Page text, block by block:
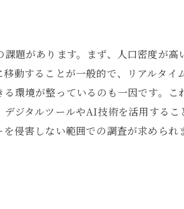
がもたらす調査の難しさ
情報ネットワークの活用
案する調査の意義と目的
ニーズに応えるための工夫
の調査経験が生む信頼性
が実践する個人情報調査の法的知識
題があります。まず、人口密度が
動することが一般的で、リアルタ
環境が整っているのも一因です。
ジタルツールやAI技術を活用する
侵害しない範囲での調査が求めら